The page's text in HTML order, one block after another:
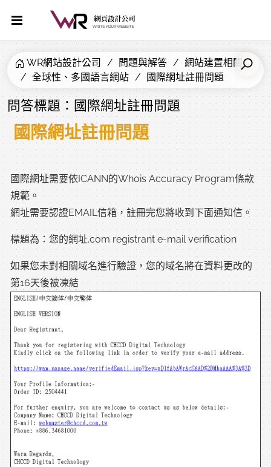
WR網站設計公司 問題與解答
網站建置相關
全球性、多國語言網站
國際網址註冊問題
問答標題：國際網址註冊問題
國際網址註冊問題
國際網址需要依ICANN的Whois Accuracy Program條款
規範。
網址需要認證EMAIL信箱，註冊完您將收到下面通知信。
標題為：您的網址.com registrant e-mail verification
如果您未對相關域名進行驗證，您的域名將在資料更改的
第16天後被凍結